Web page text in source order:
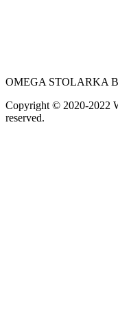
OMEGA STOLARKA
Copyright © 2020-2022
reserved.